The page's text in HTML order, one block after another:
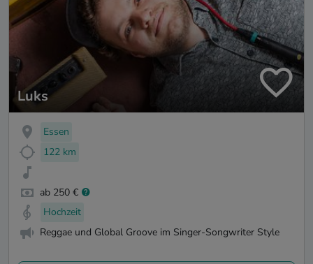
Luks
Essen
122 km
ab 250 €
Hochzeit
Reggae und Global Groove im Singer-Songwriter Style